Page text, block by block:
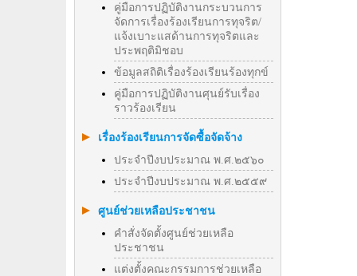
คู่มือการปฏิบัติงานกระบวนการ
จัดการเรื่องร้องเรียนการทุจริต/
แจ้งเบาะแสด้านการทุจริตและ
ประพฤติมิชอบ
ข้อมูลสถิติเรื่องร้องเรียนร้องทุกข์
คู่มือการปฏิบัติงานศุนย์รับเรื่อง
ราวร้องเรียน
เรื่องร้องเรียนการจัดซื้อจัดจ้าง
ประจำปีงบประมาณ พ.ศ.๒๕๖๐
ประจำปีงบประมาณ พ.ศ.๒๕๕๙
ศูนย์ช่วยเหลือประชาชน
คำสั่งจัดตั้งศูนย์ช่วยเหลือ
ประชาชน
แต่งตั้งคณะกรรมการช่วยเหลือ